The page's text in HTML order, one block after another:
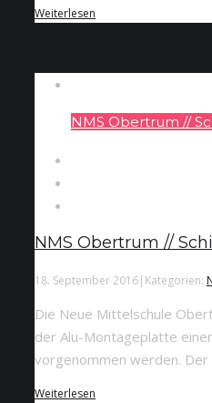
Weiterlesen
NMS Obertrum //
NMS Obertrum //
18. September 2016| Kategorien:
Die Neue Mittelschule
der Alu-Montageplatte
vorgenommen werden. Der
Weiterlesen